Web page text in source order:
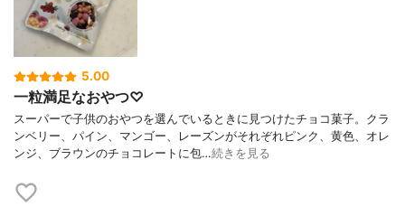
5.00
一粒満足なおやつ♡
スーパーで子供のおやつを選んでいるときに見つけたチョコ菓子。クラ
ンベリー、パイン、マンゴー、レーズンがそれぞれピンク、黄色、オレ
ンジ、ブラウンのチョコレートに包…続きを見る